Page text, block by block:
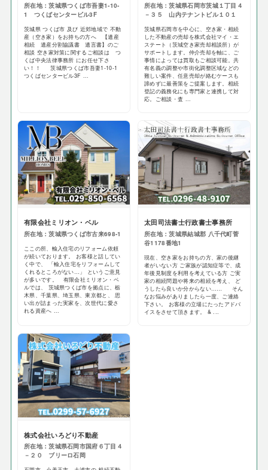
所在地：茨城県つくば市吾妻1-10-
1 つくばセンタービル3F
茨城県 つくば市 及び 近郊地域で 不動
産（空き家）をお持ちの方へ 【遺産
相続 遺産分割協議書 遺言書】のご
相談 空き家対策に関するご相談は つ
くば中央法律事務所 にお任せ下さ
い！！ 茨城県つくば市吾妻1-10-1
つくばセンタービル3F ...
所在地：茨城県石岡市茨城１丁目４
－３５ 山内テナントビル１０１
茨城県石岡市を中心に、空き家・相続
した不動産の売却を株式会社マイ・エ
ステート（茨城空き家売却相談所）が
サポートします。仲介売却を軸に、ご
事情によっては買取もご相談可能。共
有名義の調整や市街化調整区域などの
難しい案件、任意売却が絡むケースも
諦めずに最善策をご提案します。相続
登記の義務化にも専門家と連携して対
応。ご相談・査 ...
有限会社ミリオン・ベル
所在地：茨城県つくば市古来698-1
ここの所、輸入住宅のリフォーム依頼
が続いております。 お客様と話してい
く中で、 「輸入住宅をリフォームして
くれるところがない…」 というご意見
が多いです。 有限会社ミリオン・ベ
ルでは、 茨城県つくば市を拠点に、栃
木県、千葉県、埼玉県、東京都と、 思
い出が詰まった実家を、次世代に愛さ
れる資産へ ...
太田司法書士行政書士事務所
所在地：茨城県結城郡 八千代町菅
谷1178番地1
現在、空き家をお持ちの方、家の後継
者がいない方 ご家族が認知症等で、成
年後見制度を利用を考えている方 ご実
家の相続問題や将来の相続を考え、 ど
うしたら良いか分からない…… そん
なお悩みがありましたら一度、ご連絡
下さい。 お客様の立場にたったアドバ
イスをさせて頂きます。 & ...
株式会社いろどり不動産
所在地：茨城県石岡市国府６丁目４
－２０ ブリーロ石岡